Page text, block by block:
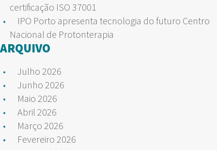
certificação ISO 37001
IPO Porto apresenta tecnologia do futuro Centro
Nacional de Protonterapia
ARQUIVO
Julho 2026
Junho 2026
Maio 2026
Abril 2026
Março 2026
Fevereiro 2026